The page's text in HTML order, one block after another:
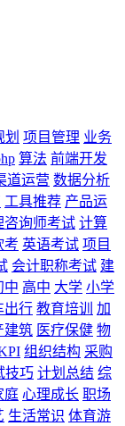
划 项目管理 业务
算法 前端开发
道运营 数据分析
工具推荐 产品运
咨询师考试 计算
考 英语考试 项目
会计职称考试 建
中 高中 大学 小学
出行 教育培训
加
建筑 医疗保健 物
组织结构 采购
技巧 计划总结 综
庭 心理成长 职场
生活常识 体育游